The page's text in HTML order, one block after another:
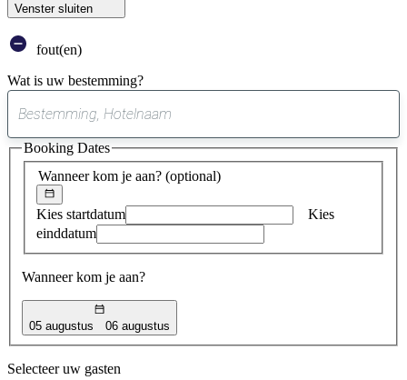
Venster sluiten
fout(en)
Wat is uw bestemming?
suggestie
gevonden
Wanneer kom je aan? (optional)
Kies startdatum
Kies
einddatum
Wanneer kom je aan?
05 augustus 06 augustus
Booking Dates
Selecteer uw gasten